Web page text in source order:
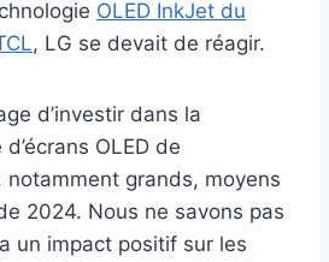
OLED InkJet du
, LG se devait de réagir.
d’investir dans la
OLED de
grands, moyens
2024. Nous ne savons pas
un impact positif sur les